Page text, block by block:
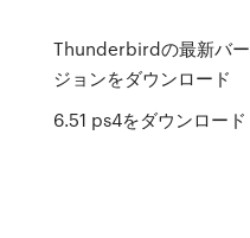
Thunderbirdの最新バー
ジョンをダウンロード
6.51 ps4をダウンロード